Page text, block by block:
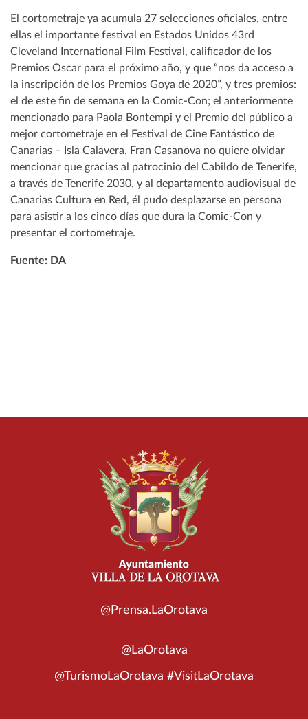
El cortometraje ya acumula 27 selecciones oficiales, entre
ellas el importante festival en Estados Unidos 43rd
Cleveland International Film Festival, calificador de los
Premios Oscar para el próximo año, y que “nos da acceso a
la inscripción de los Premios Goya de 2020”, y tres premios:
el de este fin de semana en la Comic-Con; el anteriormente
mencionado para Paola Bontempi y el Premio del público a
mejor cortometraje en el Festival de Cine Fantástico de
Canarias – Isla Calavera. Fran Casanova no quiere olvidar
mencionar que gracias al patrocinio del Cabildo de Tenerife,
a través de Tenerife 2030, y al departamento audiovisual de
Canarias Cultura en Red, él pudo desplazarse en persona
para asistir a los cinco días que dura la Comic-Con y
presentar el cortometraje.
Fuente: DA
@Prensa.LaOrotava
@LaOrotava
@TurismoLaOrotava #VisitLaOrotava